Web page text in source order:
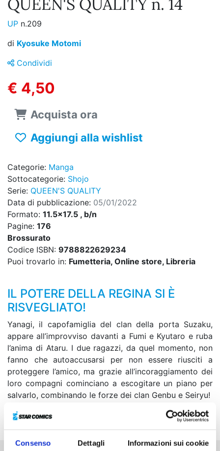
Consenso Dettagli Informazioni sui cookie
QUEEN'S QUALITY n. 14
UP n.209
di Kyosuke Motomi
Condividi
€ 4,50
Acquista ora
Aggiungi alla wishlist
Categorie: Manga
Sottocategorie: Shojo
Serie: QUEEN'S QUALITY
Data di pubblicazione: 05/01/2022
Formato: 11.5x17.5 , b/n
Pagine: 176
Brossurato
Codice ISBN: 9788822629234
Puoi trovarlo in: Fumetteria, Online store, Libreria
IL POTERE DELLA REGINA SI È
RISVEGLIATO!
Yanagi, il capofamiglia del clan della porta Suzaku,
appare all’improvviso davanti a Fumi e Kyutaro e ruba
l’anima di Ataru. I due ragazzi, da quel momento, non
fanno che autoaccusarsi per non essere riusciti a
proteggere l’amico, ma grazie all’incoraggiamento dei
loro compagni cominciano a escogitare un piano per
salvarlo, combinando le forze dei clan Genbu e Seiryu!